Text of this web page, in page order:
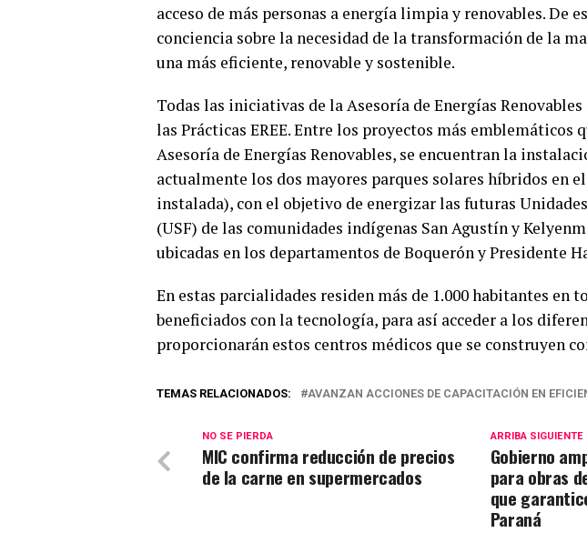
acceso de más personas a energía limpia y renovables. De
conciencia sobre la necesidad de la transformación de la
una más eficiente, renovable y sostenible.
Todas las iniciativas de la Asesoría de Energías
las Prácticas EREE. Entre los proyectos más emblemáticos
Asesoría de Energías Renovables, se encuentran la
actualmente los dos mayores parques solares híbridos en
instalada), con el objetivo de energizar las futuras
(USF) de las comunidades indígenas San Agustín y
ubicadas en los departamentos de Boquerón y Presidente
En estas parcialidades residen más de 1.000 habitantes en
beneficiados con la tecnología, para así acceder a los
proporcionarán estos centros médicos que se construyen
TEMAS RELACIONADOS: AVANZAN ACCIONES DE CAPACITACIÓN EN
ARRIBA SIGUIENTE
Gobierno
para obras
que
Paraná
NO SE PIERDA
MIC confirma reducción de precios
de la carne en supermercados